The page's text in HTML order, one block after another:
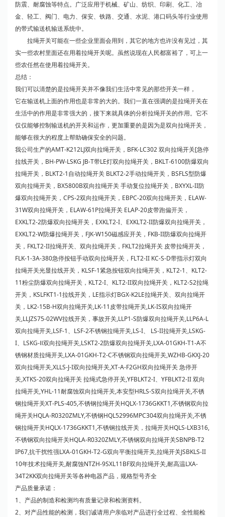
防震、耐腐蚀等特点。广泛应用于机械、矿山、纺织、印刷、化工、冶
金、轻工、阀门、电力、保安、铁路、交通、水泥、港口码头等行业使用
的带式输送机输送系统中。
拉绳开关可能在一些企业里面会用到，其它的地方也许没有见过，其
实一些农村里面还在用着拉绳开关呢。虽然说现在人民都富裕了，可上一
些农任然在使用着拉绳开关。
总结：
我们可以清楚的是拉绳开关并不像我们生活中常见的那些开关一样，
它在输送机上面的作用也是非常的大的。我们一直在强调的是拉绳开关在
生活中的作用是非常强大的，接下来就具体的分析拉绳开关的作用。它不
仅仅能够控制输送机的开关和运作，更加重要的是因为是双向拉绳开关，
能够在很大的程度上帮助确保安全的问题。
我公司生产的AMT-K212LJ双向拉绳开关，BFK-LC302 双向拉绳开关[急停
拉线开关，BH-PW-LSKG JB-T带LE灯双向拉绳开关，BKLT-6100防爆双向
拉绳开关，BLKT2-1自动拉绳开关 BLKT2-2手动拉绳开关，BSFLS型防爆
双向拉绳开关，BX5800B双向拉绳开关 手动复位拉绳开关，BXYXL-II防
爆双向拉绳开关，CPS-2双向拉绳开关，EBPC-20双向拉绳开关，ELAW-
31W双向拉绳开关，ELAW-61P拉绳开关 ELAP-20皮带跑偏开关 ，
EXKLT2-2防爆双向拉绳开关，EXKLT2-I、EXKLT2-II防爆双向拉绳开关，
EXKLT2-W防爆拉绳开关，FJK-W150磁感应开关，FKB-II防爆双向拉绳开
关，FKLT2-II拉绳开关、双向拉绳开关，FKLT2拉绳开关 皮带拉绳开关，
FLK-1-3A-380急停按钮手动双向拉绳开关，FLT2-II KC-S-D带指示灯双向
拉绳开关光显拉线开关，KLSF-1紧急按钮双向拉绳开关，KLT2-1、KLT2-
11粉尘防爆双向拉绳开关，KLT2-I、KLT2-II双向拉绳开关，KLT2-S2拉绳
开关，KSLFKT1-1拉线开关，LE指示灯BGX-K2LE拉绳开关、双向拉绳开
关，LK2-15B-H双向拉绳开关,LK-11皮带拉绳开关,LK-IS双向拉绳开
关,LLJZS75-02WV拉线开关，事故开关,LLP1-S防爆双向拉绳开关,LLP6A-L
双向拉绳开关,LSF-1、LSF-2不锈钢拉绳开关,LS-I、 LS-II拉绳开关,LSKG-
I、LSKG-Ⅱ双向拉绳开关,LSKT2-2防爆双向拉绳开关,LXA-01GKH-T1-A不
锈钢材质拉绳开关,LXA-01GKH-T2-C不锈钢双向拉绳开关,WZHB-GKXJ-20
双向拉绳开关,XLLS-J-I双向拉绳开关,XT-A-F2GH双向拉绳开关 急停开
关,XTKS-20双向拉绳开关 拉绳式急停开关,YFBLKT2-I、YFBLKT2-II 双向
拉绳开关,YHL-11耐腐蚀双向拉绳开关,本安型HRLS-S双向拉绳开关,不锈
钢拉绳开关XT-PLS-405,不锈钢拉绳开关HQLX-1736GKKT1,不锈钢双向拉
绳开关HQLA-R0320ZMLY,不锈钢HQL52996MPC304双向拉绳开关,不锈
钢拉绳开关HQLX-1736GKKT1,不锈钢拉线开关，拉绳开关HQLS-LXB316,
不锈钢双向拉绳开关HQLA-R0320ZMLY,不锈钢双向拉绳开关SBNPB-T2
IP67,抗干扰性强LXA-01GKH-T2-G双向平衡拉绳开关,拉绳开关JSBKLS-II
10年技术拉绳开关,耐腐蚀NTZH-9SXL11BF双向拉绳开关,耐高温LXA-
34T2KK双向拉绳开关等各种电器产品，规格型号齐全
产品质量承诺：
1、产品的制造和检测均有质量记录和检测资料。
2、对产品性能的检测，我们诚请用户亲临对产品进行全过程、全性能检